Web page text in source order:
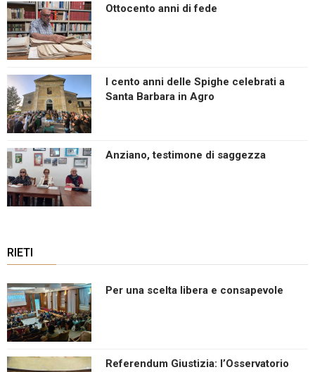
Ottocento anni di fede
I cento anni delle Spighe celebrati a
Santa Barbara in Agro
Anziano, testimone di saggezza
RIETI
Per una scelta libera e consapevole
Referendum Giustizia: l’Osservatorio